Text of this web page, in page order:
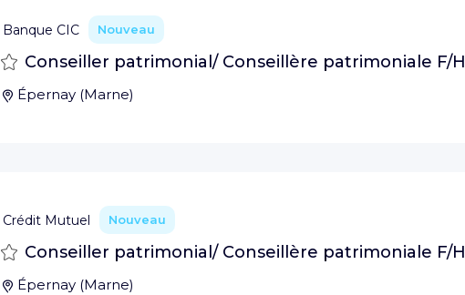
Banque CIC Nouveau
Sauvegarder
Conseiller patrimonial/ Conseillère patrimoniale F/H
Épernay(Marne)
Crédit Mutuel Nouveau
Sauvegarder
Conseiller patrimonial/ Conseillère patrimoniale F/H
Épernay(Marne)